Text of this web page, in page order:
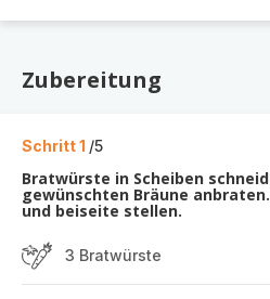
Zubereitung
Schritt 1 /5
Bratwürste in Scheiben
gewünschten Bräune
und beiseite stellen.
3 Bratwürste